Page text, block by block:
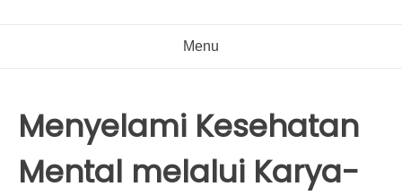
Menu
Menyelami Kesehatan
Mental melalui Karya-